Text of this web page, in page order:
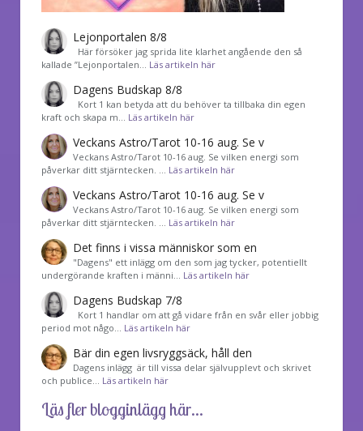
Lejonportalen 8/8
Här försöker jag sprida lite klarhet angående den så
kallade ”Lejonportalen… Läs artikeln här
Dagens Budskap 8/8
Kort 1 kan betyda att du behöver ta tillbaka din egen
kraft och skapa m… Läs artikeln här
Veckans Astro/Tarot 10-16 aug. Se v
Veckans Astro/Tarot 10-16 aug. Se vilken energi som
påverkar ditt stjärntecken. … Läs artikeln här
Veckans Astro/Tarot 10-16 aug. Se v
Veckans Astro/Tarot 10-16 aug. Se vilken energi som
påverkar ditt stjärntecken. … Läs artikeln här
Det finns i vissa människor som en
"Dagens" ett inlägg om den som jag tycker, potentiellt
undergörande kraften i männi… Läs artikeln här
Dagens Budskap 7/8
Kort 1 handlar om att gå vidare från en svår eller jobbig
period mot någo… Läs artikeln här
Bär din egen livsryggsäck, håll den
Dagens inlägg är till vissa delar självupplevt och skrivet
och publice… Läs artikeln här
Läs fler blogginlägg här...